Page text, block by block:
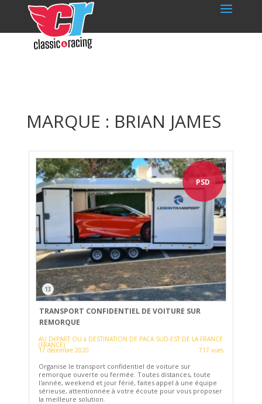
MARQUE : BRIAN JAMES
PSD
13
TRANSPORT CONFIDENTIEL DE VOITURE SUR
REMORQUE
AU DéPART OU à DESTINATION DE PACA SUD-EST DE LA FRANCE
(FRANCE)
17 décembre 2020 717 vues
Organise le transport confidentiel de voiture sur
remorque ouverte ou fermée. Toutes distances, toute
l'année, weekend et jour férié, faites appel à une équipe
sérieuse, attentionnée à votre écoute pour vous proposer
la meilleure solution.